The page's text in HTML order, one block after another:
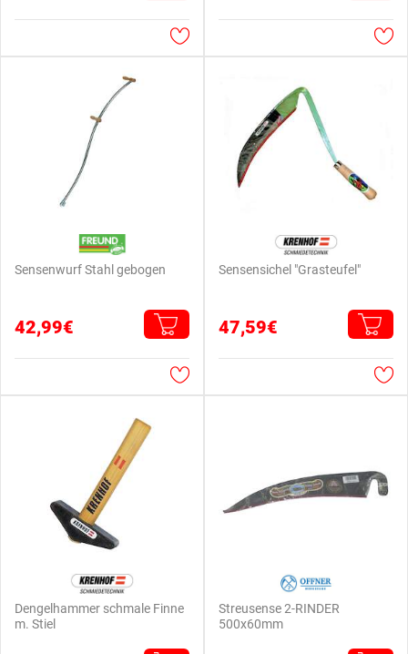
Sensenwurf Stahl gebogen
42,99€
Sensensichel "Grasteufel"
47,59€
Dengelhammer schmale Finne
m. Stiel
Streusense 2-RINDER
500x60mm